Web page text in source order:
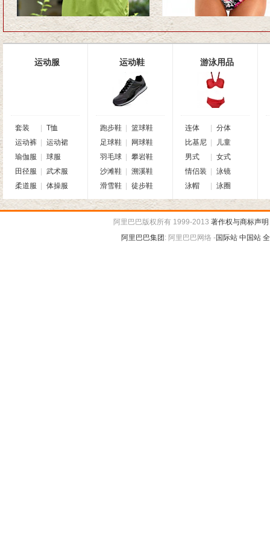
运动服
套装
T恤
运动裤
运动裙
瑜伽服
球服
田径服
武术服
柔道服
体操服
运动鞋
跑步鞋
篮球鞋
足球鞋
网球鞋
羽毛球
攀岩鞋
沙滩鞋
溯溪鞋
滑雪鞋
徒步鞋
游泳用品
连体
分体
比基尼
儿童
男式
女式
情侣装
泳镜
泳帽
泳圈
阿里巴巴版权所有 1999-2013 著作权与商标声明
阿里巴巴集团 : 阿里巴巴网络 -国际站 中国站